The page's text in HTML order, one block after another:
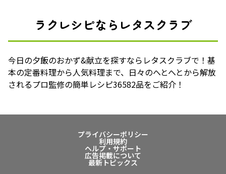
ラクレシピならレタスクラブ
今日の夕飯のおかず&献立を探すならレタスクラブで！基
本の定番料理から人気料理まで、日々のへとへとから解放
されるプロ監修の簡単レシピ36582品をご紹介！
プライバシーポリシー
利用規約
ヘルプ・サポート
広告掲載について
最新トピックス